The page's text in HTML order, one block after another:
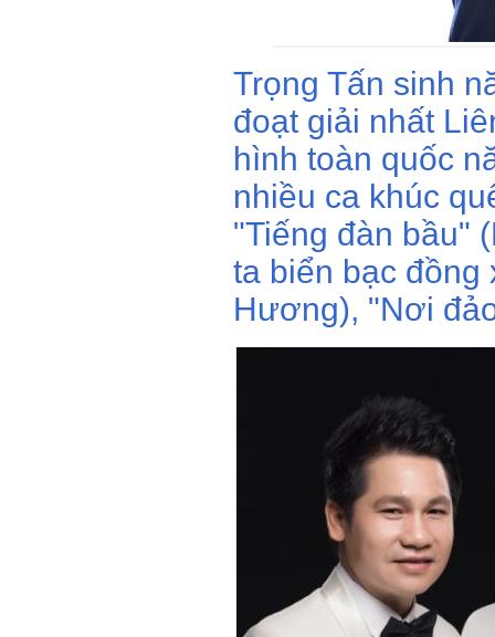
Trọng Tấn sinh
đoạt giải nhất
hình toàn quốc
nhiều ca khúc
"Tiếng đàn bầu"
ta biển bạc đồng
Hương), "Nơi